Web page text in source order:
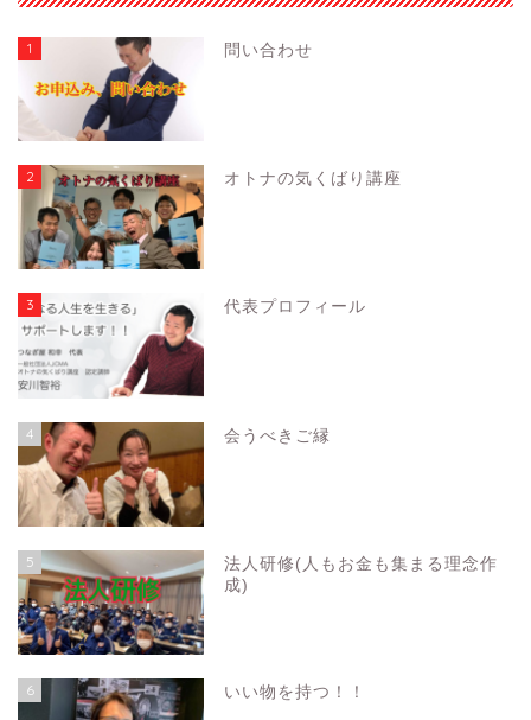
1 問い合わせ
2 オトナの気くばり講座
3 代表プロフィール
4 会うべきご縁
5
法人研修(人もお金も集まる理念作
成)
6 いい物を持つ！！